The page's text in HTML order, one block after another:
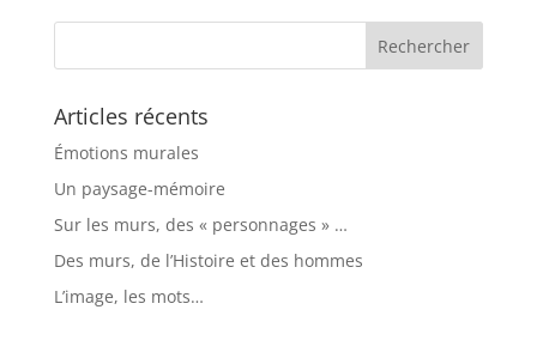
Articles récents
Émotions murales
Un paysage-mémoire
Sur les murs, des « personnages » …
Des murs, de l’Histoire et des hommes
L’image, les mots…